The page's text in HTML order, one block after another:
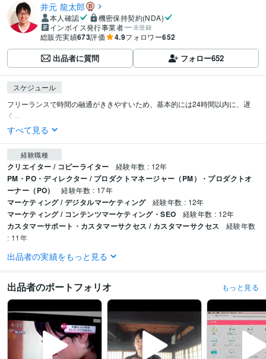
井元 龍太郎
本人確認
機密保持契約(NDA)
インボイス発行事業者
未登録
総販売実績673評価 4.9フォロワー652
出品者に質問 フォロー652
スケジュール
フリーランスで時間の融通がききやすいため、基本的には24時間以内に、遅
く...
すべて見る
経験職種
クリエイター / コピーライター 経験年数 : 12年
PM・PO・ディレクター / プロダクトマネージャー（PM）・プロダクトオ
ーナー（PO）
経験年数 : 17年
マーケティング / デジタルマーケティング 経験年数 : 12年
マーケティング / コンテンツマーケティング・SEO 経験年数 : 12年
カスタマーサポート・カスタマーサクセス / カスタマーサクセス
経験年数
: 11年
職歴
個人事業主 2015年3月 ~ 現在
每日4時間だけ好きな仕事をして食べていくフリーランスの生き方 難病を
煩い今の自分にたどり着いた男
理想のライフスタイルを叶える【情報収集
＆発信】の極意
出品者の実績をもっと見る
出品者のポートフォリオ もっと見る